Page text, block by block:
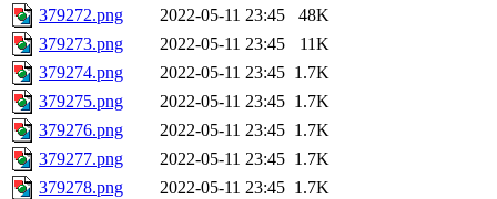
379272.png
2022-05-11 23:45
48K
379273.png
2022-05-11 23:45
11K
379274.png
2022-05-11 23:45 1.7K
379275.png
2022-05-11 23:45 1.7K
379276.png
2022-05-11 23:45 1.7K
379277.png
2022-05-11 23:45 1.7K
379278.png
2022-05-11 23:45 1.7K